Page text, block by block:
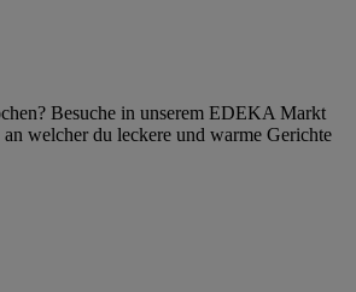
Besuche in unserem EDEKA Markt
welcher du leckere und warme Gerichte